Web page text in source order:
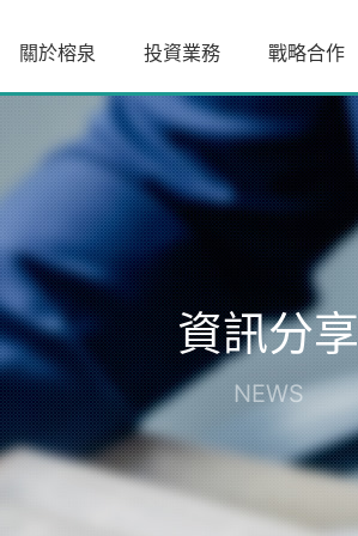
關於榕泉 投資業務 戰略合作
資訊分享
NEWS